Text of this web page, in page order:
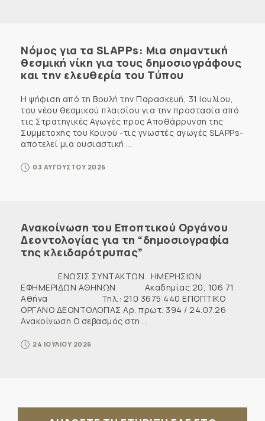
Νόμος για τα SLAPPs: Μια σημαντική
θεσμική νίκη για τους δημοσιογράφους
και την ελευθερία του Τύπου
Η ψήφιση από τη Βουλή την Παρασκευή, 31 Ιουλίου,
του νέου θεσμικού πλαισίου για την προστασία από
τις Στρατηγικές Αγωγές προς Αποθάρρυνση της
Συμμετοχής του Κοινού -τις γνωστές αγωγές SLAPPs-
αποτελεί μια ουσιαστική ...
03 ΑΥΓΟΥΣΤΟΥ 2026
Ανακοίνωση του Εποπτικού Οργάνου
Δεοντολογίας για τη “δημοσιογραφία
της κλειδαρότρυπας”
ΕΝΩΣΙΣ ΣΥΝΤΑΚΤΩΝ ΗΜΕΡΗΣΙΩΝ
ΕΦΗΜΕΡΙΔΩΝ ΑΘΗΝΩΝ Ακαδημίας 20, 106 71
Αθήνα Τηλ.: 210 3675 440 ΕΠΟΠΤΙΚΟ
ΟΡΓΑΝΟ ΔΕΟΝΤΟΛΟΓΙΑΣ Αρ. πρωτ. 394 / 24.07.26
Ανακοίνωση Ο σεβασμός στη ...
24 ΙΟΥΛΙΟΥ 2026